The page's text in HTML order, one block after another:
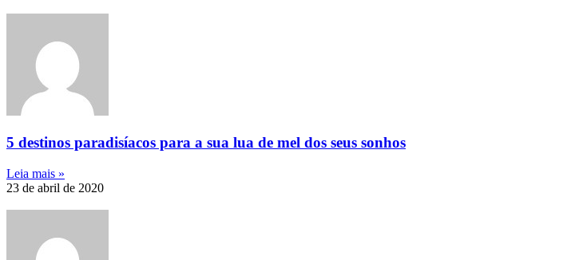
5 destinos paradisíacos para a sua lua de mel dos seus sonhos
Leia mais »
23 de abril de 2020